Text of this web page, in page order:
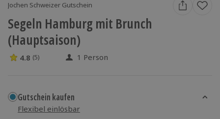
Jochen Schweizer Gutschein
Segeln Hamburg mit Brunch
(Hauptsaison)
4.8 Sterne von 5 aus 5 Bewertungen
4.8 (5) 1 Person
Gutschein kaufen
Flexibel einlösbar